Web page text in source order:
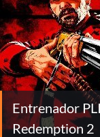
Entrenador
Redemption 2